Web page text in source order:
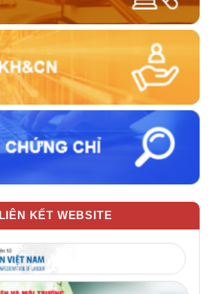
LIÊN KẾT WEBSITE